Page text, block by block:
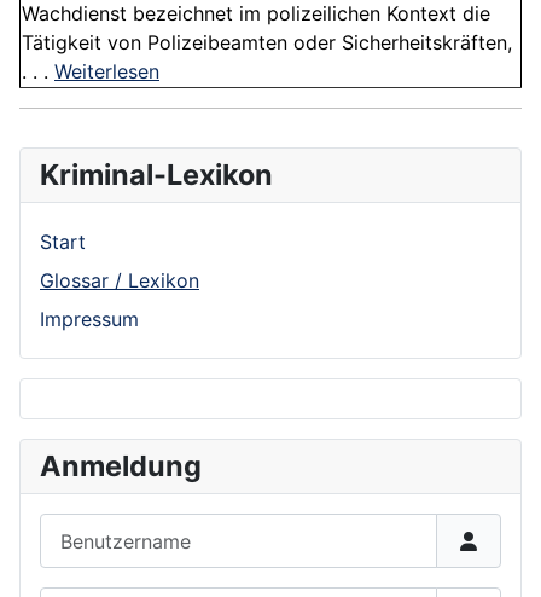
Wachdienst bezeichnet im polizeilichen Kontext die
Tätigkeit von Polizeibeamten oder Sicherheitskräften,
. . . Weiterlesen
Kriminal-Lexikon
Start
Glossar / Lexikon
Impressum
Anmeldung